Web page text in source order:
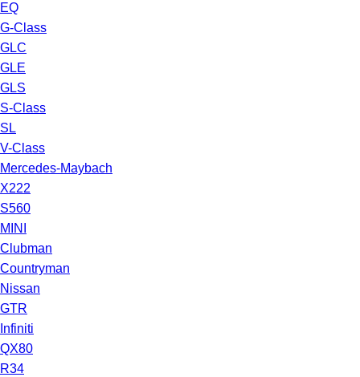
EQ
G-Class
GLC
GLE
GLS
S-Class
SL
V-Class
Mercedes-Maybach
X222
S560
MINI
Clubman
Countryman
Nissan
GTR
Infiniti
QX80
R34